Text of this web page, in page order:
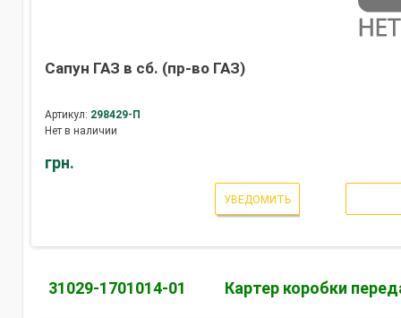
Сапун ГАЗ в сб. (пр-во ГАЗ)
Артикул: 298429-П
Нет в наличии
грн.
УВЕДОМИТЬ
31029-1701014-01 Картер коробки